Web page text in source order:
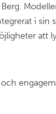
i sin
att